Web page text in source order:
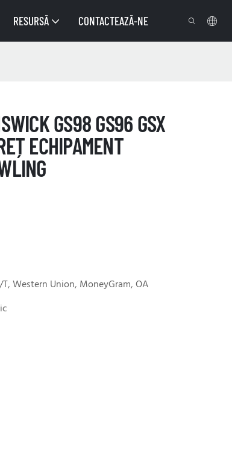
RESURSĂ CONTACTEAZĂ-NE
GS98 GS96 GSX
ECHIPAMENT
Western Union, MoneyGram, OA